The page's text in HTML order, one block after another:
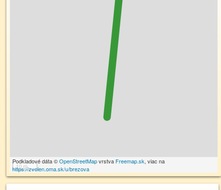
10 m
Podkladové dáta ©OpenStreetMapvrstva Freemap.sk, viac na
https://zvolen.oma.sk/u/brezova